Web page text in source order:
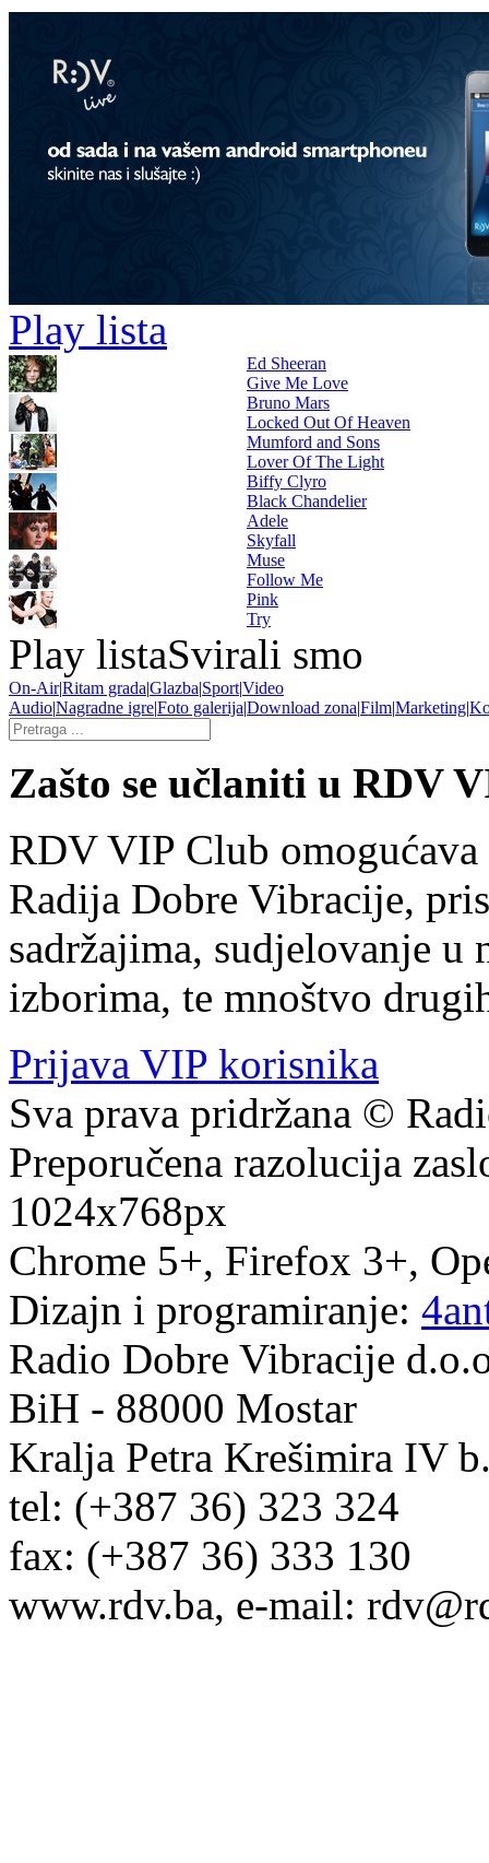
Play lista
Ed Sheeran
Give Me Love
Bruno Mars
Locked Out Of Heaven
Mumford and Sons
Lover Of The Light
Biffy Clyro
Black Chandelier
Adele
Skyfall
Muse
Follow Me
Pink
Try
Play listaSvirali smo
On-Air|Ritam grada|Glazba|Sport|Video
Audio|Nagradne igre|Foto galerija|Download zona|Film|Marketing|
Zašto se učlaniti u RDV
RDV VIP Club
Radija Dobre Vibracije,
sadržajima, sudjelovanje u
izborima, te mnoštvo
Prijava VIP korisnika
Sva prava pridržana ©
Preporučena razolucija
1024x768px
Chrome 5+, Firefox 3+,
Dizajn i programiranje: 4
Radio Dobre Vibracije
BiH - 88000 Mostar
Kralja Petra Krešimira IV
tel: (+387 36) 323 324
fax: (+387 36) 333 130
www.rdv.ba, e-mail: